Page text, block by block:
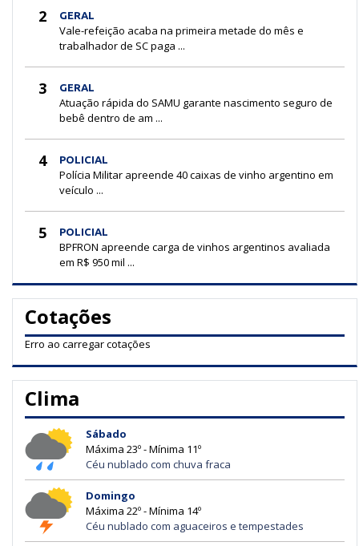
2 GERAL
Vale-refeição acaba na primeira metade do mês e
trabalhador de SC paga ...
3 GERAL
Atuação rápida do SAMU garante nascimento seguro de
bebê dentro de am ...
4 POLICIAL
Polícia Militar apreende 40 caixas de vinho argentino em
veículo ...
5 POLICIAL
BPFRON apreende carga de vinhos argentinos avaliada
em R$ 950 mil ...
Cotações
Erro ao carregar cotações
Clima
Sábado
Máxima 23º - Mínima 11º
Céu nublado com chuva fraca
Domingo
Máxima 22º - Mínima 14º
Céu nublado com aguaceiros e tempestades